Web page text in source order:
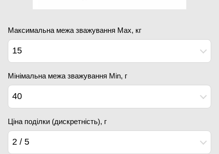
Максимальна межа зважування Мах, кг
15
Мінімальна межа зважування Min, г
40
Ціна поділки (дискретність), г
2 / 5